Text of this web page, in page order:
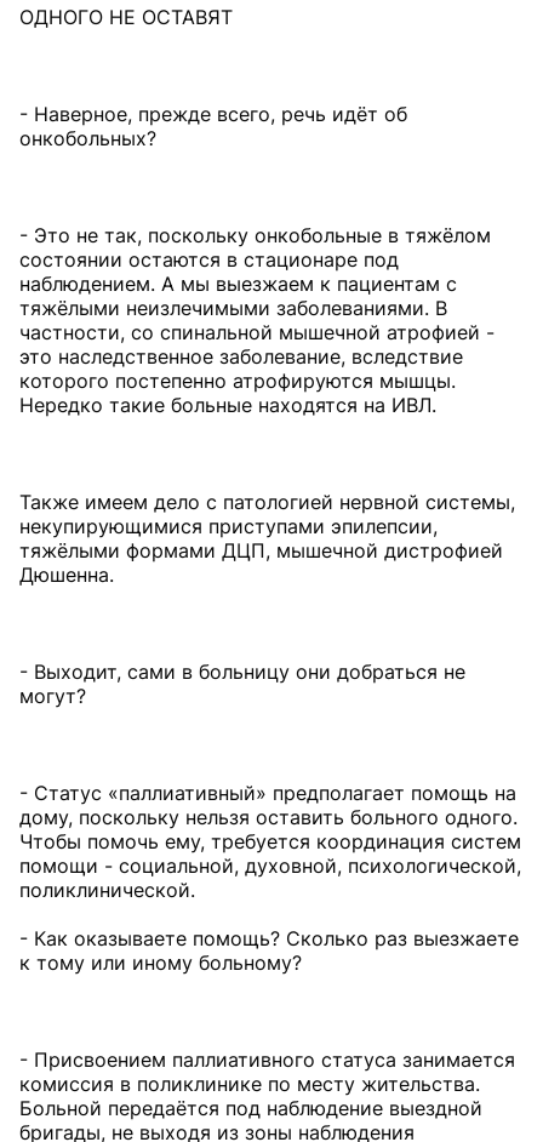
ОДНОГО НЕ ОСТАВЯТ
- Наверное, прежде всего, речь идёт об
онкобольных?
- Это не так, поскольку онкобольные в тяжёлом
состоянии остаются в стационаре под
наблюдением. А мы выезжаем к пациентам с
тяжёлыми неизлечимыми заболеваниями. В
частности, со спинальной мышечной атрофией -
это наследственное заболевание, вследствие
которого постепенно атрофируются мышцы.
Нередко такие больные находятся на ИВЛ.
Также имеем дело с патологией нервной системы,
некупирующимися приступами эпилепсии,
тяжёлыми формами ДЦП, мышечной дистрофией
Дюшенна.
- Выходит, сами в больницу они добраться не
могут?
- Статус «паллиативный» предполагает помощь на
дому, поскольку нельзя оставить больного одного.
Чтобы помочь ему, требуется координация систем
помощи - социальной, духовной, психологической,
поликлинической.
- Как оказываете помощь? Сколько раз выезжаете
к тому или иному больному?
- Присвоением паллиативного статуса занимается
комиссия в поликлинике по месту жительства.
Больной передаётся под наблюдение выездной
бригады, не выходя из зоны наблюдения